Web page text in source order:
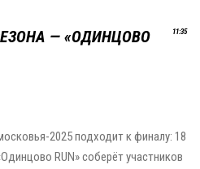
11:35
— «ОДИНЦОВО
2025 подходит к финалу: 18
RUN» соберёт участников